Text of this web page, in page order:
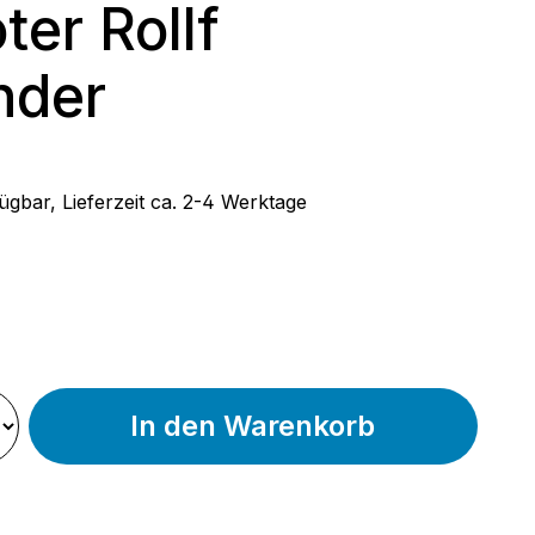
Rollf
Lieferzeit ca. 2-4 Werktage
In den Warenkorb